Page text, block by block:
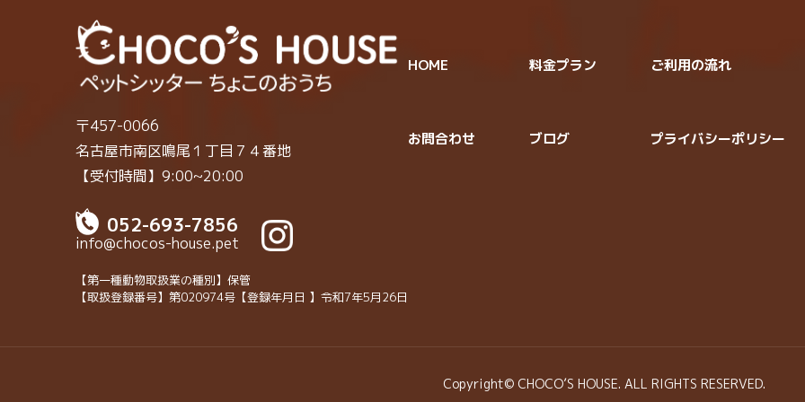
〒457-0066
名古屋市南区鳴尾１丁目７４番地
【受付時間】9:00~20:00
052-693-7856
info@chocos-house.pet
【第一種動物取扱業の種別】保管
【取扱登録番号】第020974号 【登録年月日 】令和7年5月26日
HOME
お問合わせ
料金プラン
ブログ
ご利用の流れ
プライバシーポリシー
Copyright© CHOCO’S HOUSE. ALL RIGHTS RESERVED.